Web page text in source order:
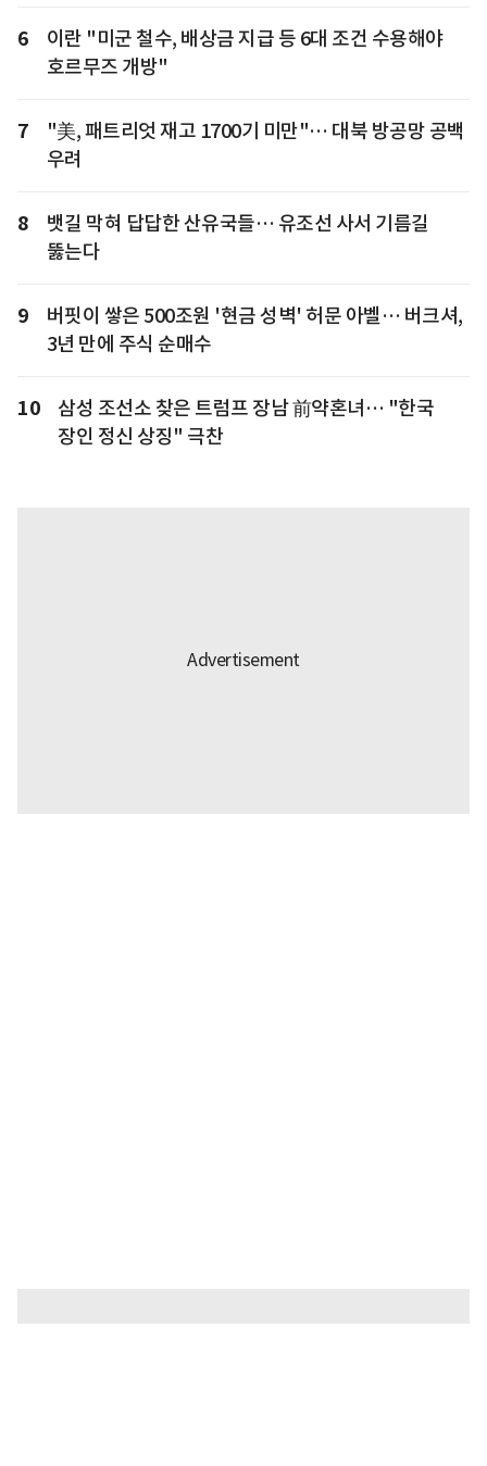
6
이란 "미군 철수, 배상금 지급 등 6대 조건 수용해야
호르무즈 개방"
7
"美, 패트리엇 재고 1700기 미만"… 대북 방공망 공백
우려
8
뱃길 막혀 답답한 산유국들… 유조선 사서 기름길
뚫는다
9
버핏이 쌓은 500조원 '현금 성벽' 허문 아벨… 버크셔,
3년 만에 주식 순매수
10
삼성 조선소 찾은 트럼프 장남 前약혼녀… "한국
장인 정신 상징" 극찬